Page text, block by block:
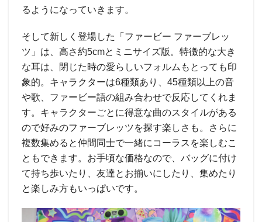
るようになっていきます。
そして新しく登場した「ファービー ファーブレッ
ツ」は、高さ約5cmとミニサイズ版。特徴的な大き
な耳は、閉じた時の愛らしいフォルムもとっても印
象的。キャラクターは6種類あり、45種類以上の音
や歌、ファービー語の組み合わせで反応してくれま
す。キャラクターごとに得意な曲のスタイルがある
ので好みのファーブレッツを探す楽しさも。さらに
複数集めると仲間同士で一緒にコーラスを楽しむこ
ともできます。お手頃な価格なので、バッグに付け
て持ち歩いたり、友達とお揃いにしたり、集めたり
と楽しみ方もいっぱいです。